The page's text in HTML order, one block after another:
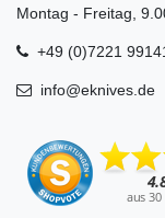
Montag - Freitag,
+49 (0)7221
info@eknives.de